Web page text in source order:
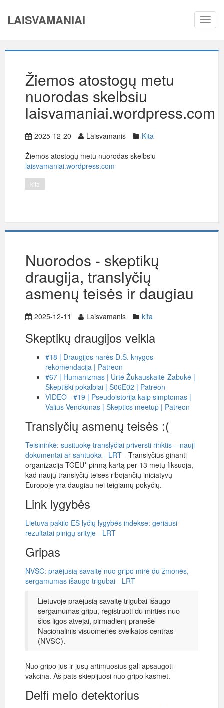
LAISVAMANIAI
Žiemos atostogų metu
nuorodas skelbsiu
laisvamaniai.wordpress.com
2025-12-20 Laisvamanis
Kita
Žiemos atostogų metu nuorodas skelbsiu
laisvamaniai.wordpress.com
kita
Nuorodos - skeptikų
draugija, translyčių
asmenų teisės ir daugiau
2025-12-11 Laisvamanis kita
Skeptikų draugijos veikla
#18 | Draugijos narės D.S. knygos
rekomendacija | Patreon
#67 | Humanizmas | Urtė Žukauskaitė-Zabukė |
Skeptiški pokalbiai | S06E02 | Patreon
VIDEO - #19 | Pseudoistorija kaip simptomas |
Valius Venckūnas | Skeptics meetup | Patreon
Translyčių asmenų teisės :(
Teisininkė: susituokę translyčiai priversti rinktis – nauji
dokumentai ar santuoka - LRT - Translyčius ginanti
organizacija TGEU* pirmą kartą per 13 metų fiksuoja,
kad naujų translyčių teises ribojančių iniciatyvų
Europoje yra daugiau nei teigiamų pokyčių.
Link lygybės
Lietuva pakilo ES lyčių lygybės indekse: geriausi
rezultatai pinigų srityje - LRT
Gripas
NVSC: praėjusią savaitę nuo gripo mirė du žmonės,
sergamumas išaugo trigubai - LRT
Lietuvoje praėjusią savaitę trigubai išaugo
sergamumas gripu, registruoti du mirties nuo
šios ligos atvejai, pirmadienį pranešė
Nacionalinis visuomenės sveikatos centras
(NVSC).
Nuo gripo jus ir jūsų artimuosius gali apsaugoti
vakcina. Aš pats skiepijuosi nuo gripo kasmet.
Delfi melo detektorius